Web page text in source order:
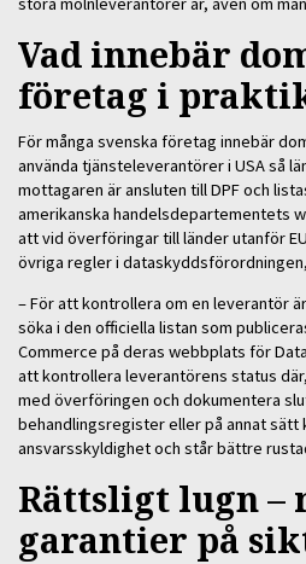
Vad innebär
företag i
För många svenska företag innebär
använda tjänsteleverantörer i USA så
mottagaren är ansluten till DPF och
amerikanska handelsdepartementets
att vid överföringar till länder utanför
övriga regler i dataskyddsförordningen,
– För att kontrollera om en leverantör
söka i den officiella listan som
Commerce på deras webbplats för
att kontrollera leverantörens status
med överföringen och dokumentera
behandlingsregister eller på annat sätt
ansvarsskyldighet och står bättre
Rättsligt lugn –
garantier på